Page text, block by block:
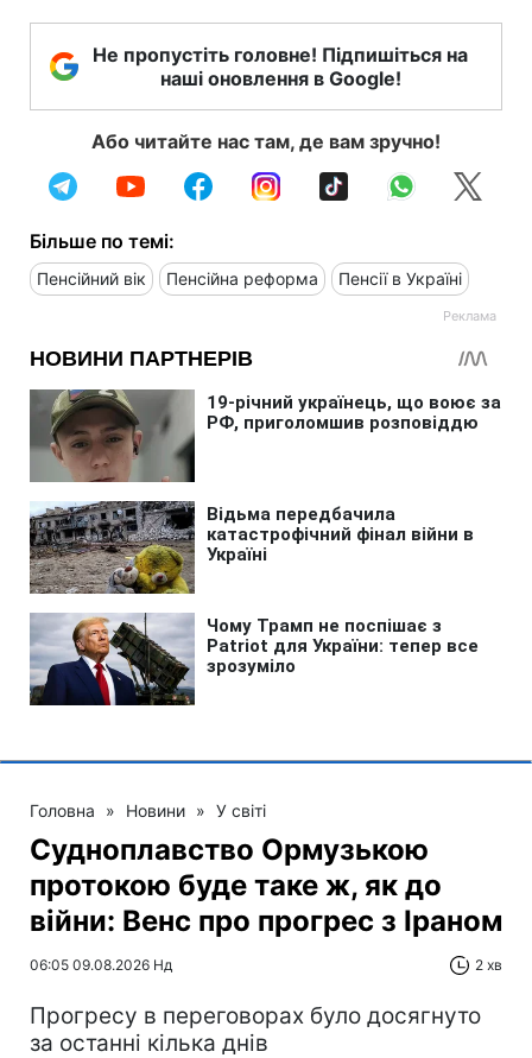
Не пропустіть головне! Підпишіться на
наші оновлення в Google!
Або читайте нас там, де вам зручно!
Більше по темі:
Пенсійний вік Пенсійна реформа Пенсії в Україні
Головна » Новини » У світі
Судноплавство Ормузькою
протокою буде таке ж, як до
війни: Венс про прогрес з Іраном
06:05 09.08.2026 Нд 2 хв
Прогресу в переговорах було досягнуто
за останні кілька днів